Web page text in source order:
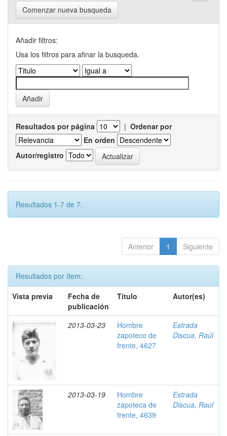
Comenzar nueva busqueda
Añadir filtros:
Usa los filtros para afinar la busqueda.
Resultados por página | Ordenar por
En orden
Autor/registro
Resultados 1-7 de 7.
Anterior 1 Siguiente
Resultados por ítem:
Vista previa
Fecha de
publicación
Título Autor(es)
2013-03-23
Hombre
zapoteco de
frente, 4627
Estrada
Discua, Raúl
2013-03-19
Hombre
zapoteca de
frente, 4639
Estrada
Discua, Raúl